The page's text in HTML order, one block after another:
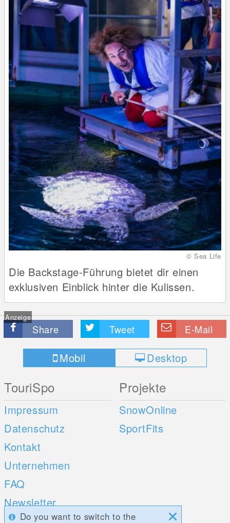
© Sea Life
Die Backstage-Führung bietet dir einen
exklusiven Einblick hinter die Kulissen.
Anzeige
Share Tweet E-Mail
Mobil Desktop
TouriSpo
Impressum
Datenschutz
Kontakt
Unternehmen
FAQ
Newsletter
Projekte
SnowOnline
SportFits
Do you want to switch to the